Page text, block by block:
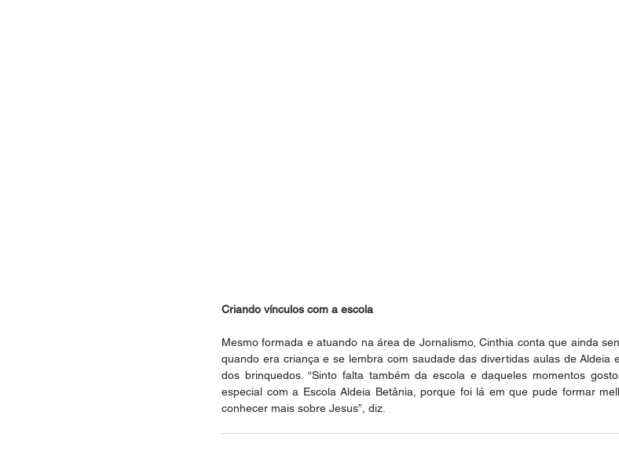
Criando vínculos com a escola
Mesmo formada e atuando na área de Jornalismo, Cinthia conta que ainda
quando era criança e se lembra com saudade das divertidas aulas de Aldeia
dos brinquedos. “Sinto falta também da escola e daqueles momentos
especial com a Escola Aldeia Betânia, porque foi lá em que pude formar
conhecer mais sobre Jesus”, diz.